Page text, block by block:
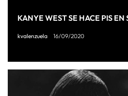
KANYE WEST SE HACE PIS EN
kvalenzuela 16/09/2020